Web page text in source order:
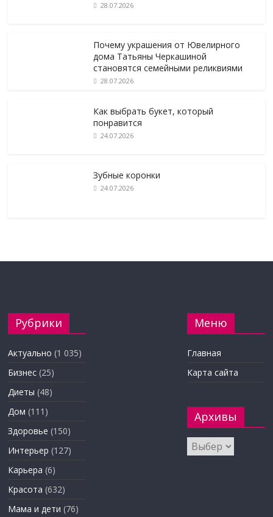
28.07.2026
Почему украшения от Ювелирного
дома Татьяны Черкашиной
становятся семейными реликвиями
28.07.2026
Как выбрать букет, который
понравится
24.07.2026
Зубные коронки
24.07.2026
Рубрики
Актуально (1 035)
Бизнес (25)
Диеты (48)
Дом (111)
Здоровье (150)
Интерьер (127)
Карьера (6)
Красота (632)
Мама и дети (76)
Меню
Главная
Карта сайта
Архивы
Архивы